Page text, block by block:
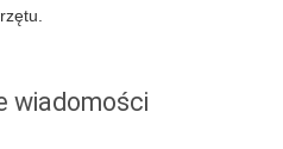
wiadomości